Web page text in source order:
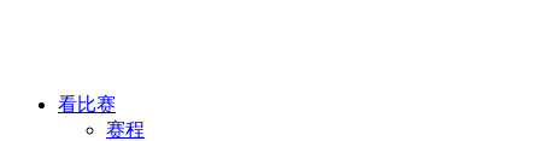
看比赛
赛程